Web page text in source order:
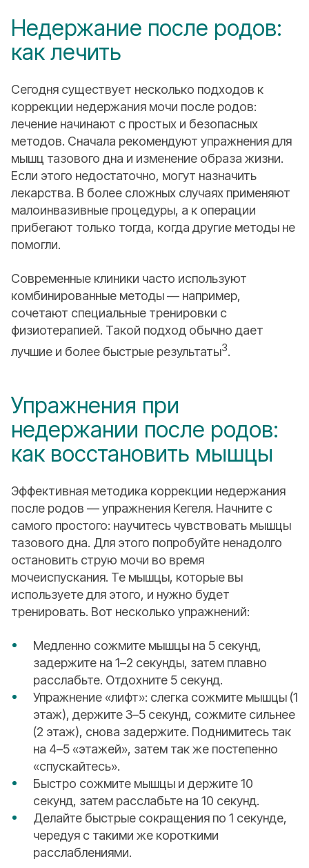
Недержание после родов:
как лечить
Сегодня существует несколько подходов к
коррекции недержания мочи после родов:
лечение начинают с простых и безопасных
методов. Сначала рекомендуют упражнения для
мышц тазового дна и изменение образа жизни.
Если этого недостаточно, могут назначить
лекарства. В более сложных случаях применяют
малоинвазивные процедуры, а к операции
прибегают только тогда, когда другие методы не
помогли.
Современные клиники часто используют
комбинированные методы — например,
сочетают специальные тренировки с
физиотерапией. Такой подход обычно дает
лучшие и более быстрые результаты3.
Упражнения при
недержании после родов:
как восстановить мышцы
Эффективная методика коррекции недержания
после родов — упражнения Кегеля. Начните с
самого простого: научитесь чувствовать мышцы
тазового дна. Для этого попробуйте ненадолго
остановить струю мочи во время
мочеиспускания. Те мышцы, которые вы
используете для этого, и нужно будет
тренировать. Вот несколько упражнений:
Медленно сожмите мышцы на 5 секунд,
задержите на 1–2 секунды, затем плавно
расслабьте. Отдохните 5 секунд.
Упражнение «лифт»: слегка сожмите мышцы (1
этаж), держите 3–5 секунд, сожмите сильнее
(2 этаж), снова задержите. Поднимитесь так
на 4–5 «этажей», затем так же постепенно
«спускайтесь».
Быстро сожмите мышцы и держите 10
секунд, затем расслабьте на 10 секунд.
Делайте быстрые сокращения по 1 секунде,
чередуя с такими же короткими
расслаблениями.